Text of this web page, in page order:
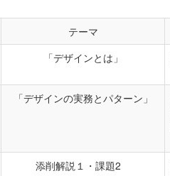
テーマ
「デザインとは」
「デザインの実務とパターン」
添削解説１・課題2